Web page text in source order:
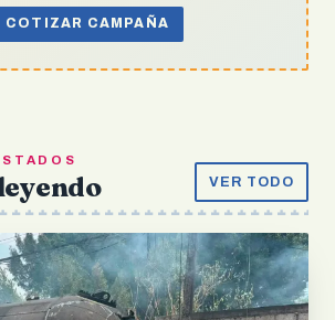
COTIZAR CAMPAÑA
VER TODO